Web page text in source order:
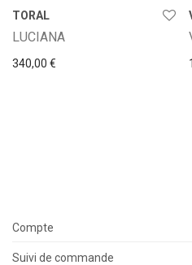
TORAL
LUCIANA
340,00 €
Compte
Suivi de commande